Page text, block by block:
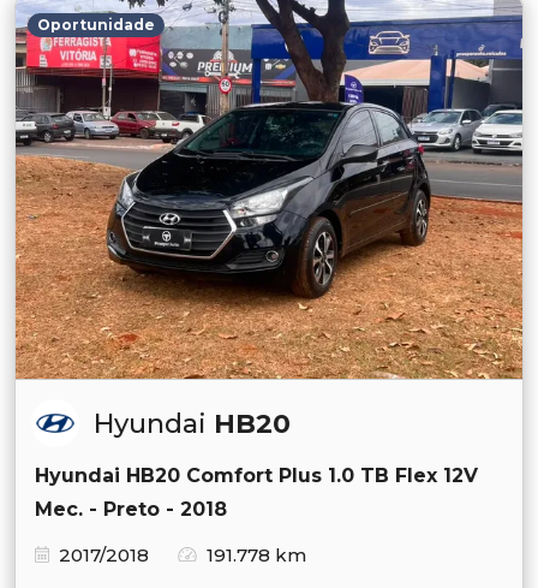
Oportunidade
Hyundai HB20
Hyundai HB20 Comfort Plus 1.0 TB Flex 12V
Mec. - Preto - 2018
2017/2018
191.778 km